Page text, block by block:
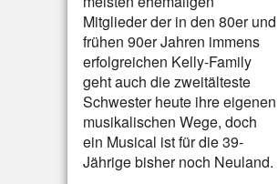
Mitglieder der in den 80er und
frühen 90er Jahren immens
erfolgreichen Kelly-Family
geht auch die zweitälteste
Schwester heute ihre eigenen
musikalischen Wege, doch
ein Musical ist für die 39-
Jährige bisher noch Neuland.